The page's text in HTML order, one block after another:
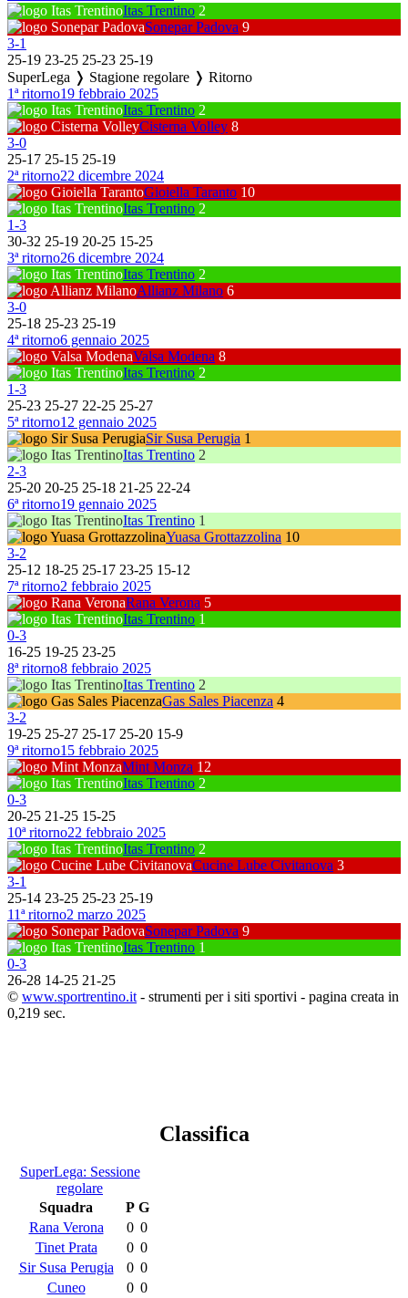
Itas Trentino 2
Sonepar Padova 9
3-1
25-19 23-25 25-23 25-19
SuperLega ❭ Stagione regolare ❭ Ritorno
1ª ritorno19 febbraio 2025
Itas Trentino 2
Cisterna Volley 8
3-0
25-17 25-15 25-19
2ª ritorno22 dicembre 2024
Gioiella Taranto 10
Itas Trentino 2
1-3
30-32 25-19 20-25 15-25
3ª ritorno26 dicembre 2024
Itas Trentino 2
Allianz Milano 6
3-0
25-18 25-23 25-19
4ª ritorno6 gennaio 2025
Valsa Modena 8
Itas Trentino 2
1-3
25-23 25-27 22-25 25-27
5ª ritorno12 gennaio 2025
Sir Susa Perugia 1
Itas Trentino 2
2-3
25-20 20-25 25-18 21-25 22-24
6ª ritorno19 gennaio 2025
Itas Trentino 1
Yuasa Grottazzolina 10
3-2
25-12 18-25 25-17 23-25 15-12
7ª ritorno2 febbraio 2025
Rana Verona 5
Itas Trentino 1
0-3
16-25 19-25 23-25
8ª ritorno8 febbraio 2025
Itas Trentino 2
Gas Sales Piacenza 4
3-2
19-25 25-27 25-17 25-20 15-9
9ª ritorno15 febbraio 2025
Mint Monza 12
Itas Trentino 2
0-3
20-25 21-25 15-25
10ª ritorno22 febbraio 2025
Itas Trentino 2
Cucine Lube Civitanova 3
3-1
25-14 23-25 25-23 25-19
11ª ritorno2 marzo 2025
Sonepar Padova 9
Itas Trentino 1
0-3
26-28 14-25 21-25
© www.sportrentino.it - strumenti per i siti sportivi - pagina creata in
0,219 sec.
Classifica
SuperLega: Sessione
regolare
Squadra
P G
Rana Verona
0 0
Tinet Prata
0 0
Sir Susa Perugia
0 0
Cuneo
0 0